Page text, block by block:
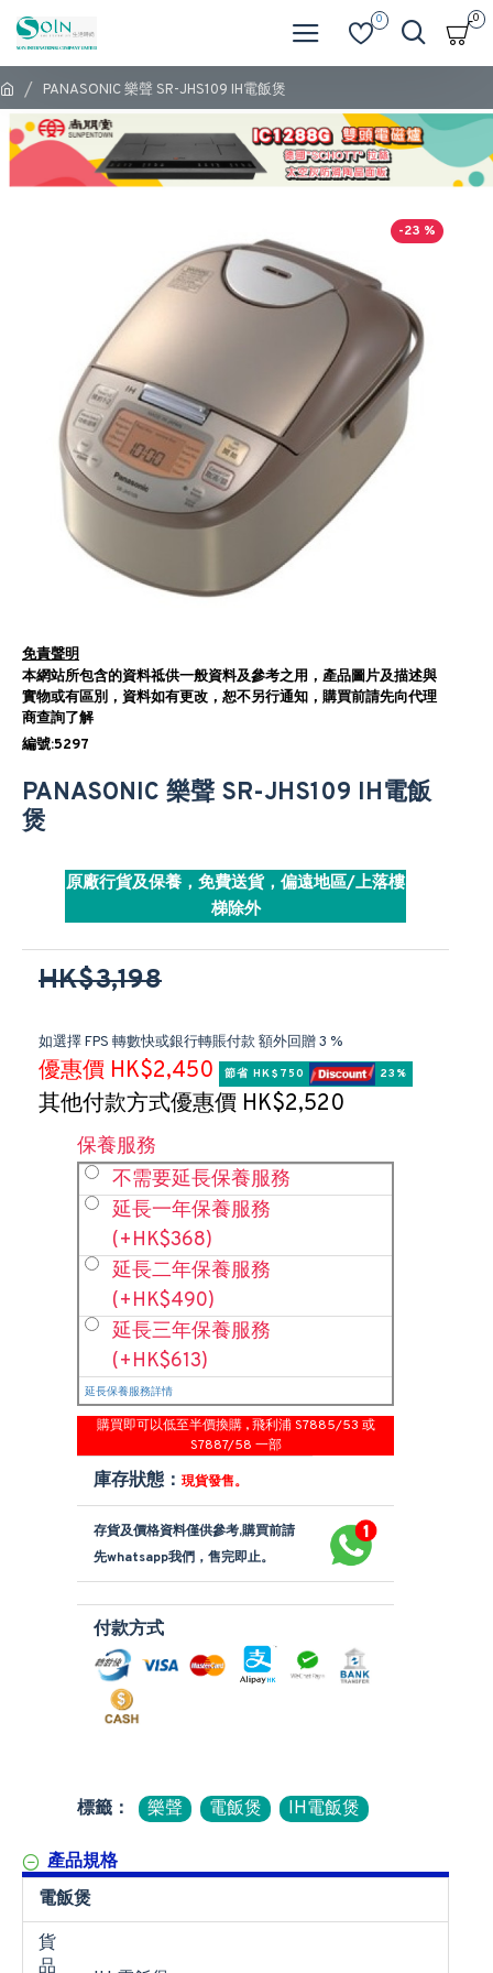
0 0
PANASONIC 樂聲 SR-JHS109 IH電飯煲
-23 %
免責聲明
本網站所包含的資料祗供一般資料及參考之用，產品圖片及描述與
實物或有區別，資料如有更改，恕不另行通知，購買前請先向代理
商查詢了解
編號:5297
PANASONIC 樂聲 SR-JHS109 IH電飯
煲
原廠行貨及保養，免費送貨，偏遠地區/上落樓
梯除外
HK$3,198
如選擇 FPS 轉數快或銀行轉賬付款 額外回贈 3 %
優惠價 HK$2,450 節省 HK$750 23%
其他付款方式優惠價 HK$2,520
保養服務
不需要延長保養服務
延長一年保養服務
(+HK$368)
延長二年保養服務
(+HK$490)
延長三年保養服務
(+HK$613)
延長保養服務詳情
購買即可以低至半價換購 , 飛利浦 S7885/53 或
S7887/58 一部
庫存狀態： 現貨發售。
存貨及價格資料僅供參考,購買前請
先whatsapp我們，售完即止。
付款方式
標籤： 樂聲 電飯煲 IH電飯煲
產品規格
電飯煲
貨
品